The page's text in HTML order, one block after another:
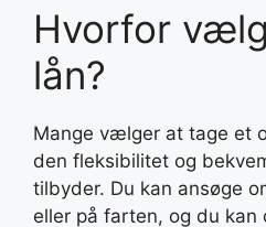
Hvorfor
lån?
Mange vælger at tage et
den fleksibilitet og
tilbyder. Du kan ansøge
eller på farten, og du